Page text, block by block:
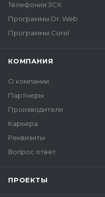
Телефония 3CX
Программы Dr. Web
Программы Corel
КОМПАНИЯ
О компании
Партнеры
Производители
Карьера
Реквизиты
Вопрос ответ
ПРОЕКТЫ